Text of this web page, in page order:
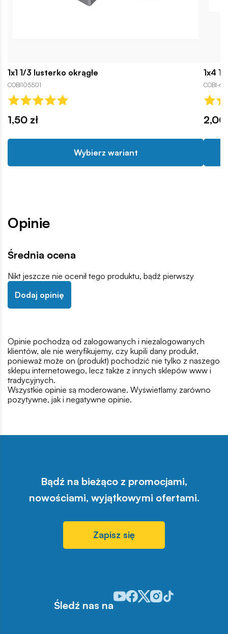
1x1 1/3 lusterko okrągłe
COBI105501
1,50 zł
Wybierz wariant
1x4
COBI-
2,00
Opinie
Średnia ocena
Nikt jeszcze nie ocenił tego produktu, bądź pierwszy
Dodaj opinię
Opinie pochodzą od zalogowanych i niezalogowanych
klientów, ale nie weryfikujemy, czy kupili dany produkt,
ponieważ może on (produkt) pochodzić nie tylko z naszego
sklepu internetowego, lecz także z innych sklepów www i
tradycyjnych.
Wszystkie opinie są moderowane. Wyświetlamy zarówno
pozytywne, jak i negatywne opinie.
Bądź na bieżąco z promocjami,
nowościami, wyjątkowymi ofertami.
Zapisz się
Śledź nas na
Odwiedź nasz profil w serwisie
Odwiedź nasz profil w
Odwiedź nasz profil w
Odwiedź nasz profil w
Odwiedź nasz